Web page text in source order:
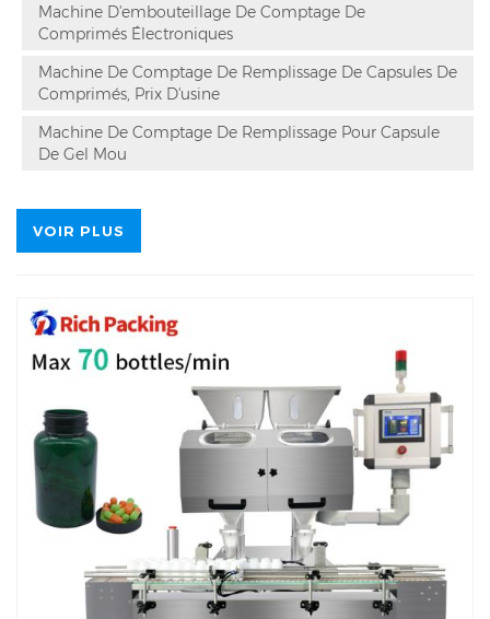
Machine D'embouteillage De Comptage De
Comprimés Électroniques
Machine De Comptage De Remplissage De Capsules De
Comprimés, Prix D'usine
Machine De Comptage De Remplissage Pour Capsule
De Gel Mou
VOIR PLUS